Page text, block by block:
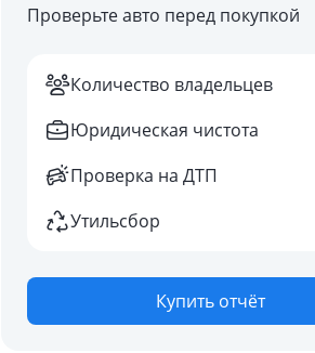
Проверьте авто перед покупкой
Количество владельцев
Юридическая чистота
Проверка на ДТП
Утильсбор
Купить отчёт